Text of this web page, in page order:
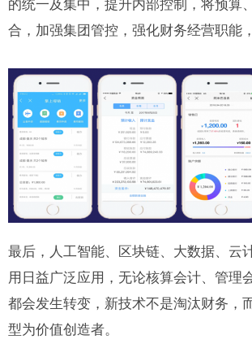
的统一及集中，提升内部控制，将预算
合，加强集团管控，强化财务经营职能
最后，人工智能、区块链、大数据、云
用日益广泛应用，无论核算会计、管理
都会发生转变，新技术不是淘汰财务，
型为价值创造者。